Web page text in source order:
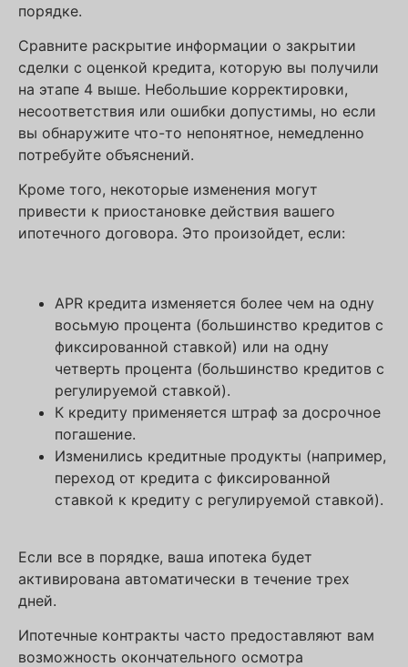
порядке.
Сравните раскрытие информации о закрытии
сделки с оценкой кредита, которую вы получили
на этапе 4 выше. Небольшие корректировки,
несоответствия или ошибки допустимы, но если
вы обнаружите что-то непонятное, немедленно
потребуйте объяснений.
Кроме того, некоторые изменения могут
привести к приостановке действия вашего
ипотечного договора. Это произойдет, если:
APR кредита изменяется более чем на одну
восьмую процента (большинство кредитов с
фиксированной ставкой) или на одну
четверть процента (большинство кредитов с
регулируемой ставкой).
К кредиту применяется штраф за досрочное
погашение.
Изменились кредитные продукты (например,
переход от кредита с фиксированной
ставкой к кредиту с регулируемой ставкой).
Если все в порядке, ваша ипотека будет
активирована автоматически в течение трех
дней.
Ипотечные контракты часто предоставляют вам
возможность окончательного осмотра